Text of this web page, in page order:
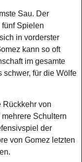
Sau. Der
Spielen
in vorderster
kann so oft
im gesamte
schwer, für die Wölfe
Rückkehr von
Schultern
der
von Gomez letzten